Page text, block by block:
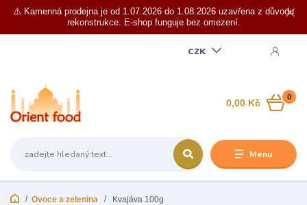
⚠️ Kamenná prodejna je od 1.07.2026 do 1.08.2026 uzavřena z důvodu
rekonstrukce. E-shop funguje bez omezení.
Menu
CZK
0
0,00 Kč
Ovoce a zelenina Kvajáva 100g